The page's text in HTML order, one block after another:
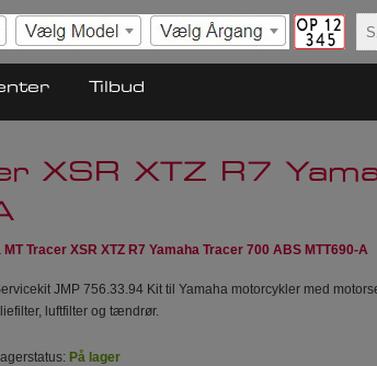
Tilbud
XSR XTZ R7
Tracer XSR XTZ R7 Yamaha Tracer 700 ABS MTT690-A
JMP 756.33.94 Kit til Yamaha motorcykler med
luftfilter og tændrør.
På lager